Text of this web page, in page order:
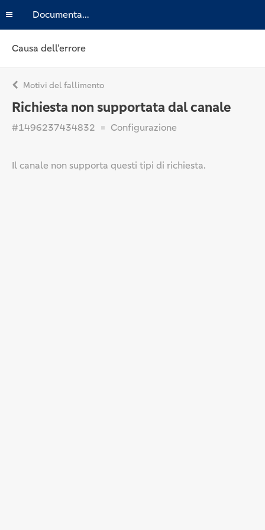
Documentazione
Causa dell’errore
Motivi del fallimento
Richiesta non supportata dal canale
#1496237434832 Configurazione
Il canale non supporta questi tipi di richiesta.